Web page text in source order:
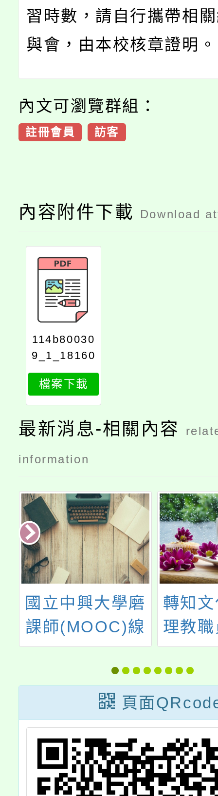
習時數，請自行攜帶相
與會，由本校核章證明。
內文可瀏覽群組：
註冊會員 訪客
內容附件下載 Download
114b80030
9_1_18160
219230
檔案下載
最新消息-相關內容
information
轉知文化國小辦
理教職員家庭教
育增能研習，歡
迎本校教師報名
參加。
115年
標竿
頁面